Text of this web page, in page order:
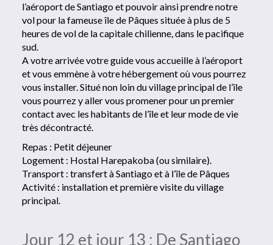
l’aéroport de Santiago et pouvoir ainsi prendre notre
vol pour la fameuse île de Pâques située à plus de 5
heures de vol de la capitale chilienne, dans le pacifique
sud.
A votre arrivée votre guide vous accueille à l’aéroport
et vous emmène à votre hébergement où vous pourrez
vous installer. Situé non loin du village principal de l’île
vous pourrez y aller vous promener pour un premier
contact avec les habitants de l’île et leur mode de vie
très décontracté.
Repas : Petit déjeuner
Logement : Hostal Harepakoba (ou similaire).
Transport : transfert à Santiago et à l’île de Pâques
Activité : installation et première visite du village
principal.
Jour 12 et jour 13 : De Santiago